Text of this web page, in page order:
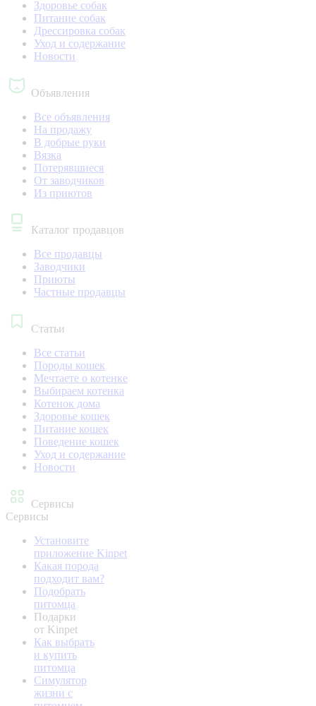
Здоровье собак
Питание собак
Дрессировка собак
Уход и содержание
Новости
Объявления
Все объявления
На продажу
В добрые руки
Вязка
Потерявшиеся
От заводчиков
Из приютов
Каталог продавцов
Все продавцы
Заводчики
Приюты
Частные продавцы
Статьи
Все статьи
Породы кошек
Мечтаете о котенке
Выбираем котенка
Котенок дома
Здоровье кошек
Питание кошек
Поведение кошек
Уход и содержание
Новости
Сервисы
Сервисы
Установите
приложение Kinpet
Какая порода
подходит вам?
Подобрать
питомца
Подарки
от Kinpet
Как выбрать
и купить
питомца
Симулятор
жизни с